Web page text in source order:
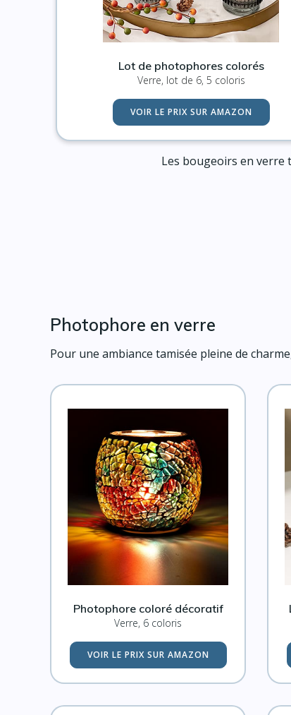
Lot de photophores colorés
Verre, lot de 6, 5 coloris
VOIR LE PRIX SUR AMAZON
Les bougeoirs en verre
Photophore en verre
Pour une ambiance tamisée pleine de
Photophore coloré décoratif
Verre, 6 coloris
VOIR LE PRIX SUR AMAZON